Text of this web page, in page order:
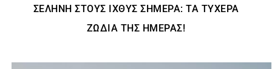
ΣΕΛΉΝΗ ΣΤΟΥΣ ΙΧΘΎΣ ΣΉΜΕΡΑ: ΤΑ ΤΥΧΕΡΆ
ΖΏΔΙΑ ΤΗΣ ΗΜΈΡΑΣ!